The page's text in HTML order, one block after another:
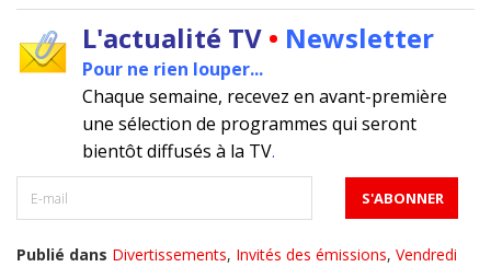
L'actualité TV • Newsletter
Pour ne rien louper...
Chaque semaine, recevez en avant-première
une sélection de programmes qui seront
bientôt diffusés à la TV.
Publié dans Divertissements, Invités des émissions, Vendredi